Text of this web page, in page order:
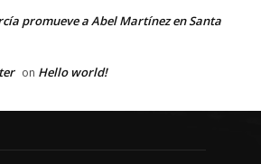
promueve a Abel Martínez en Santa
on Hello world!